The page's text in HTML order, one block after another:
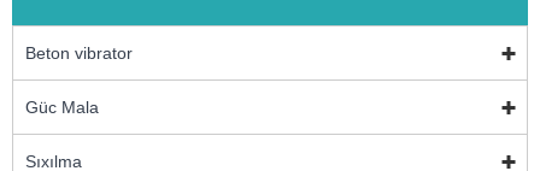
Beton vibrator
Güc Mala
Sıxılma